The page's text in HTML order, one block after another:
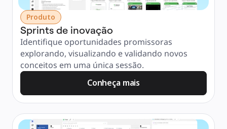
Produto
Sprints de inovação
Identifique oportunidades promissoras
explorando, visualizando e validando novos
conceitos em uma única sessão.
Conheça mais